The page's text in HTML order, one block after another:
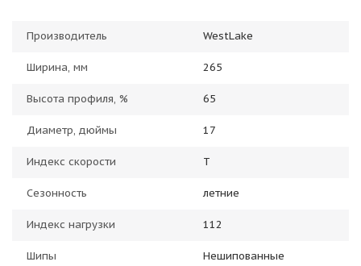
Производитель WestLake
Ширина, мм 265
Высота профиля, % 65
Диаметр, дюймы 17
Индекс скорости T
Сезонность летние
Индекс нагрузки 112
Шипы Нешипованные